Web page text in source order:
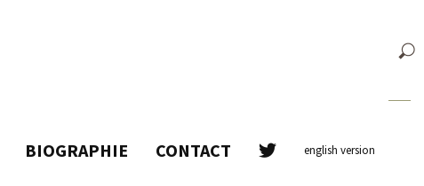
BIOGRAPHIE CONTACT english version